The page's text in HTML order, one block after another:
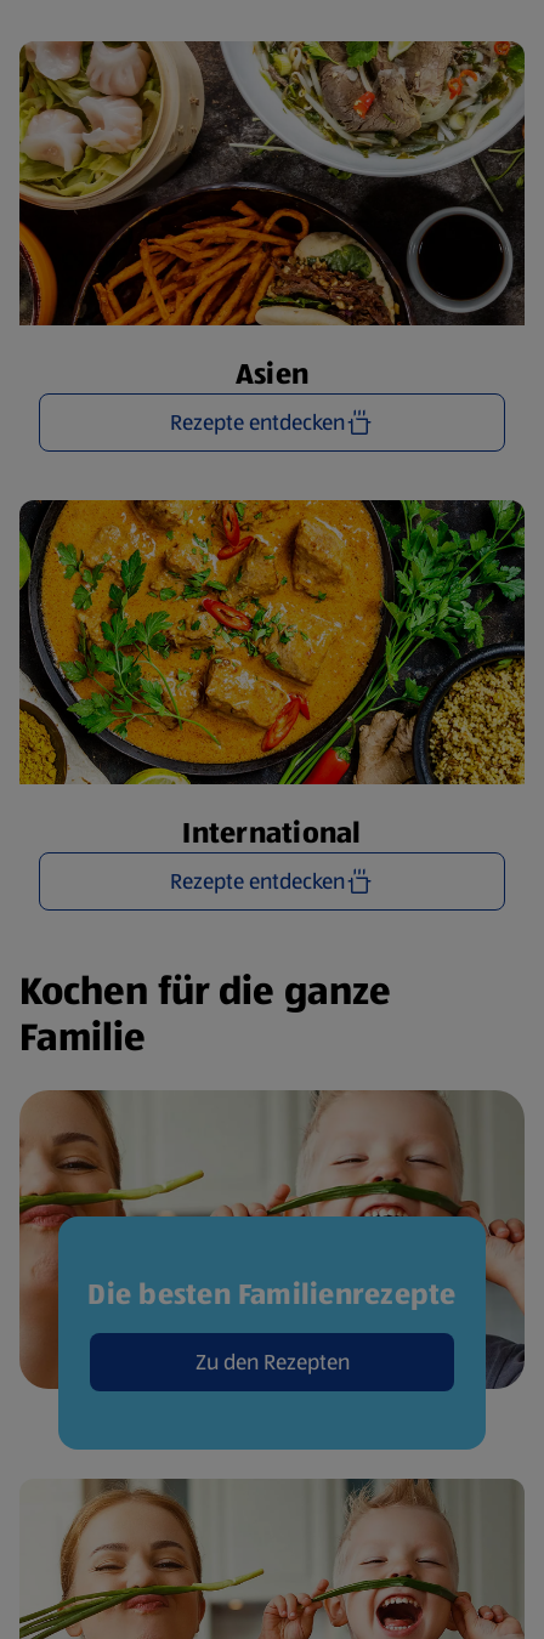
Asien
Rezepte entdecken
International
Rezepte entdecken
Kochen für die ganze
Familie
Die besten Familienrezepte
Zu den Rezepten